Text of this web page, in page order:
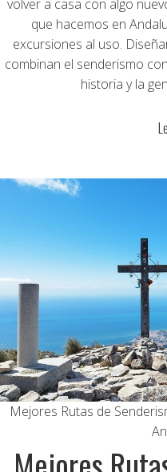
volver a casa con algo
que hacemos en
excursiones al uso.
combinan el senderismo
historia y la
Mejores Rutas de